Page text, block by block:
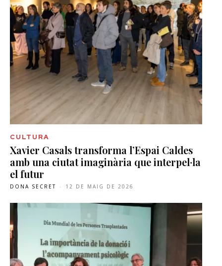
CULTURA
Xavier Casals transforma l’Espai Caldes
amb una ciutat imaginària que interpel·la
el futur
DONA SECRET - 12 DE MAIG DE 2026